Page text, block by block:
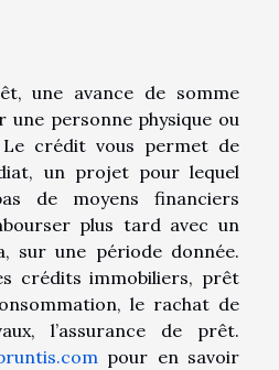
une avance de somme
une personne physique ou
crédit vous permet de
un projet pour lequel
de moyens financiers
plus tard avec un
sur une période donnée.
crédits immobiliers, prêt
le rachat de
l’assurance de prêt.
pour en savoir